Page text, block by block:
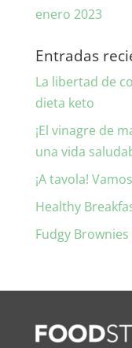
enero 2023
Entradas
La libertad de
dieta keto
¡El vinagre de
una vida
¡A tavola!
Healthy
Fudgy